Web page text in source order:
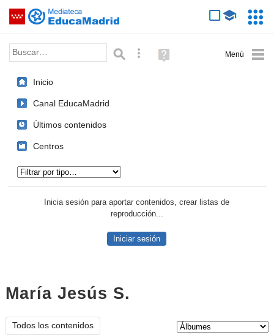
Saltar navegación
Palabra o frase: Búsqueda avanzada
Ayuda
(en
Inicio
Canal EducaMadrid
Últimos contenidos
Centros
Inicia sesión para aportar contenidos, crear listas de
reproducción...
Iniciar sesión
María Jesús S.
Todos los contenidos